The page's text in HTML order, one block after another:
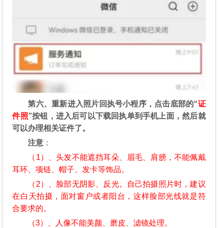
第六、重新进入照片回执号小程序，点击底部的“证
件照”按钮，进入后可以下载回执单到手机上面，然后就
可以办理相关证件了。
注意 ：
（1）、头发不能遮挡耳朵、眉毛、肩膀，不能佩戴
耳环、项链、帽子、发卡等饰品。
（2）、脸部无阴影、反光。自己拍摄照片时，建议
在白天拍摄，面对窗户或者阳台，这样脸部光线就是符
合要求的。
（3）、人像不能美颜、磨皮、滤镜处理。